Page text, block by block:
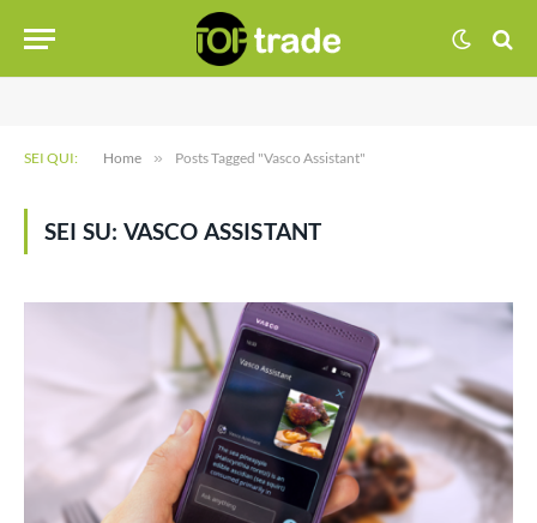
SEI QUI: Home » Posts Tagged "Vasco Assistant"
SEI SU: VASCO ASSISTANT